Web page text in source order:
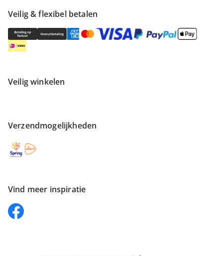
Veilig & flexibel betalen
Veilig winkelen
Verzendmogelijkheden
Vind meer inspiratie